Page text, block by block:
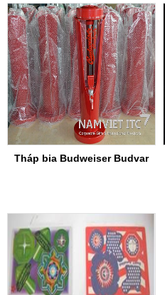
Tháp bia Budweiser Budvar